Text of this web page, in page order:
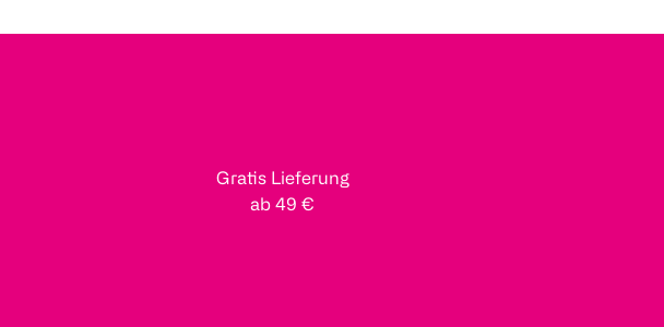
Gratis Lieferung
ab 49 €